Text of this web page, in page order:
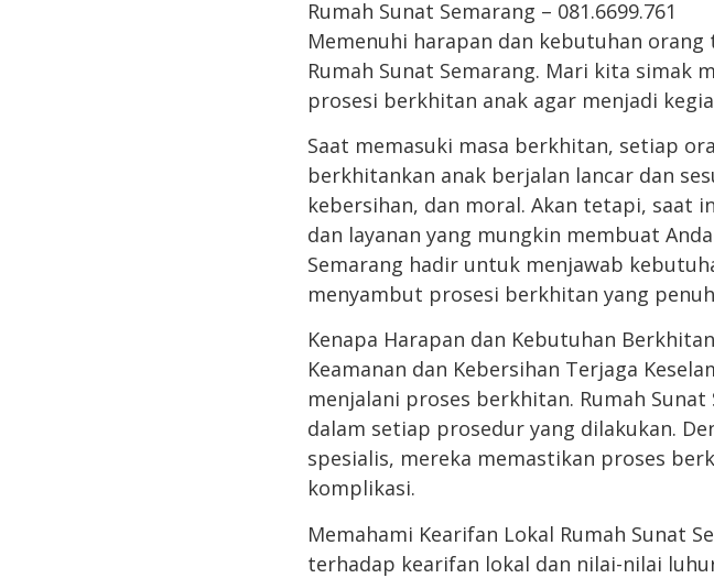
Rumah Sunat Semarang – 081.6699.761
Memenuhi harapan dan kebutuhan
Rumah Sunat Semarang. Mari kita simak
prosesi berkhitan anak agar menjadi
Saat memasuki masa berkhitan, setiap
berkhitankan anak berjalan lancar dan
kebersihan, dan moral. Akan tetapi, saat
dan layanan yang mungkin membuat
Semarang hadir untuk menjawab
menyambut prosesi berkhitan yang
Kenapa Harapan dan Kebutuhan
Keamanan dan Kebersihan Terjaga
menjalani proses berkhitan. Rumah
dalam setiap prosedur yang dilakukan.
spesialis, mereka memastikan proses
komplikasi.
Memahami Kearifan Lokal Rumah Sunat
terhadap kearifan lokal dan nilai-nilai